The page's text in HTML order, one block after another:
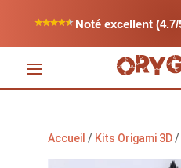
Noté excellent (4.7/
Accueil / Kits Origami 3D/